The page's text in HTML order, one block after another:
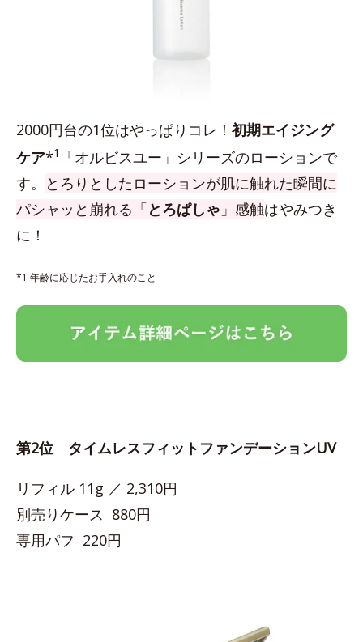
2000円台の1位はやっぱりコレ！ 初期エイジング
ケア*1
「オルビスユー」シリーズのローションで
す。
とろりとしたローションが肌に触れた瞬間に
パシャッと崩れる「とろぱしゃ 」感触はやみつき
に！
*1 年齢に応じたお手入れのこと
第2位 タイムレスフィットファンデーションUV
リフィル 11g ／ 2,310円
別売りケース 880円
専用パフ 220円